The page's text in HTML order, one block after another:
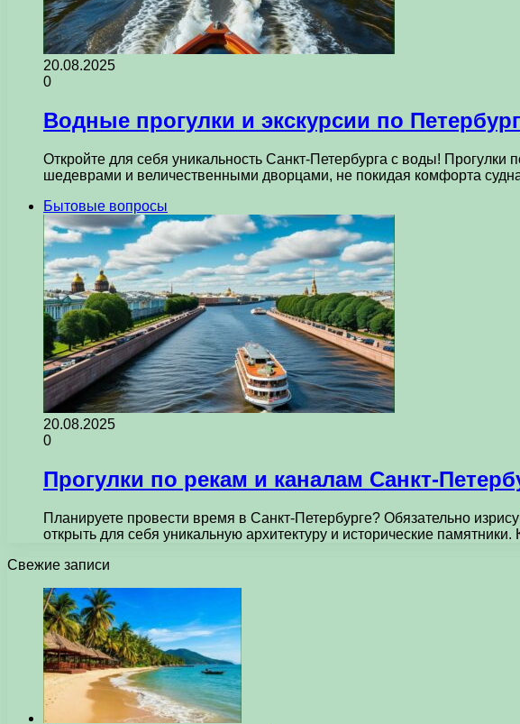
20.08.2025
0
Водные прогулки и экскурсии по
Откройте для себя уникальность Санкт-Петербурга с воды!
шедеврами и величественными дворцами, не покидая комфорта
Бытовые вопросы
20.08.2025
0
Прогулки по рекам и каналам Санкт-
Планируете провести время в Санкт-Петербурге? Обязательно
открыть для себя уникальную архитектуру и исторические
Свежие записи